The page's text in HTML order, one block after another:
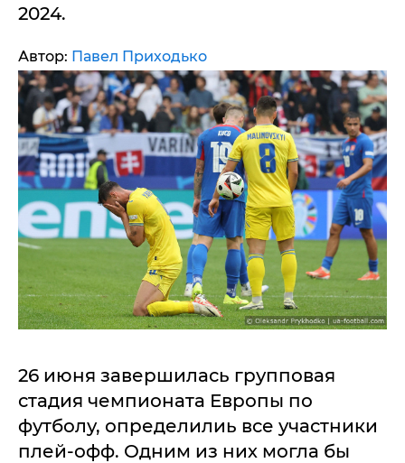
2024.
Автор: Павел Приходько
26 июня завершилась групповая
стадия чемпионата Европы по
футболу, определилиь все участники
плей-офф. Одним из них могла бы